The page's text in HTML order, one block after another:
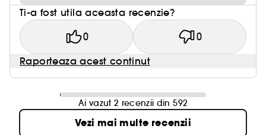
Ti-a fost utila aceasta recenzie?
0 0
Raporteaza acest continut
Ai vazut 2 recenzii din 592
Vezi mai multe recenzii